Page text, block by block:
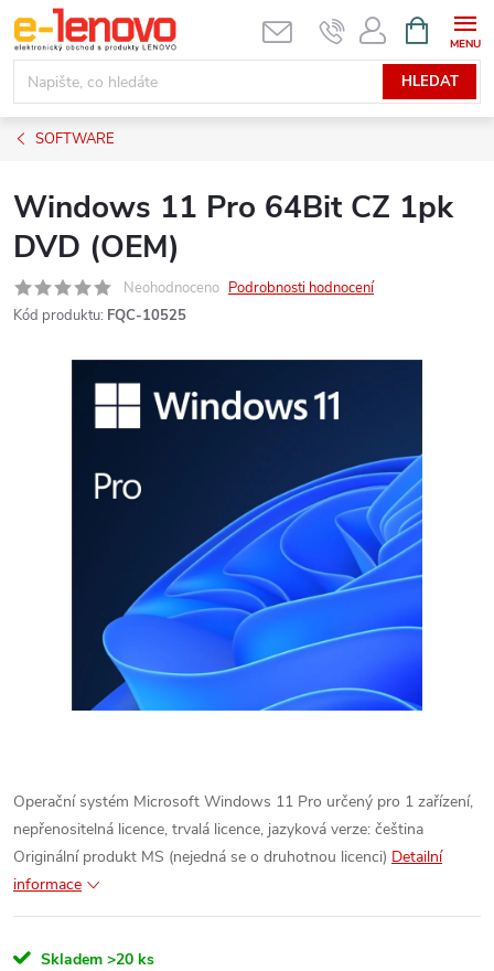
Přejít
na
obsah
HLEDAT
NÁKUPNÍ
KOŠÍK
SOFTWARE
Windows 11 Pro 64Bit CZ 1pk
DVD (OEM)
Neohodnoceno Podrobnosti hodnocení
Kód produktu: FQC-10525
Operační systém Microsoft Windows 11 Pro určený pro 1 zařízení,
nepřenositelná licence, trvalá licence, jazyková verze: čeština
Originální produkt MS (nejedná se o druhotnou licenci) Detailní
informace
Skladem >20 ks